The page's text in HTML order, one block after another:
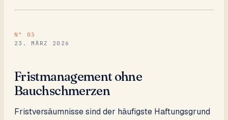
N° 03
23. MÄRZ 2026
Fristmanagement ohne
Bauchschmerzen
Fristversäumnisse sind der häufigste Haftungsgrund